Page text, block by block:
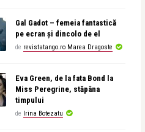
Gal Gadot – femeia fantastică
pe ecran și dincolo de el
de revistatango.ro Marea Dragoste
Eva Green, de la fata Bond la
Miss Peregrine, stăpâna
timpului
de Irina Botezatu